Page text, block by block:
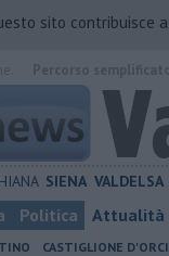
sito contribuisce
SIENA VALDELSA
Politica Attualità
CASTIGLIONE